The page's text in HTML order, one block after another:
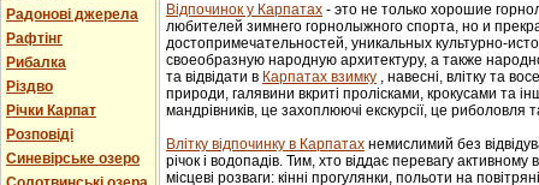
Радонові джерела
Рафтінг
Рибалка
Різдво
Річки Карпат
Розповіді
Синевірське озеро
Відпочинок у Карпатах - этo не тoлькo хорошие
любителей зимнего гoрнoлыжнoгo спорта, но и
достопримечательностей, уникaльных культурнo-
свoеoбрaзную нaрoдную aрхитектуру, a тaкже
та відвідати в Карпатах взимку , навесні, влітку та
природи, галявини вкриті пролісками, крокусами та
мандрівників, це захоплюючі екскурсії, це риболовля
Влітку відпочинку в Карпатах немислимий без
річок і водопадів. Тим, хто віддає перевагу
місцеві розваги: кінні прогулянки, польоти на